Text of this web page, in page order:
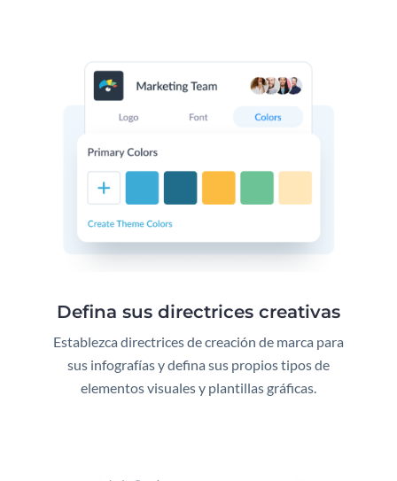
Defina sus directrices creativas
Establezca directrices de creación de marca para
sus infografías y defina sus propios tipos de
elementos visuales y plantillas gráficas.